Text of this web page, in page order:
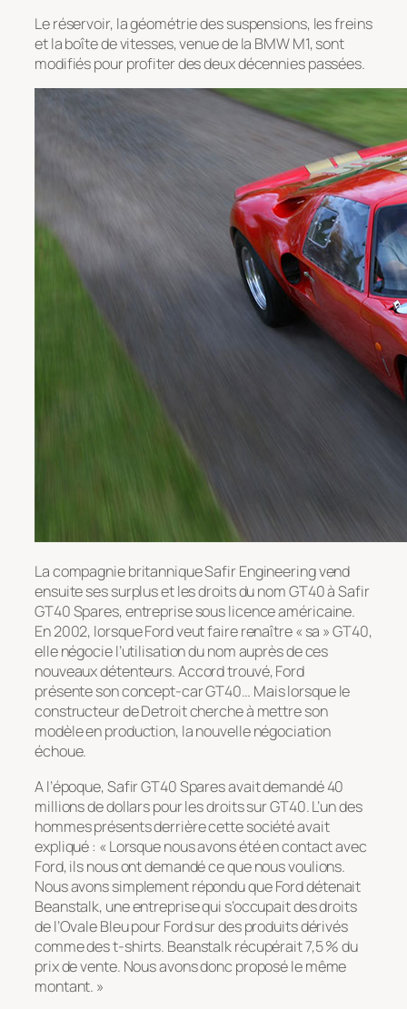
Le réservoir, la géométrie des suspensions, les freins
et la boîte de vitesses, venue de la BMW M1, sont
modifiés pour profiter des deux décennies passées.
La compagnie britannique Safir Engineering vend
ensuite ses surplus et les droits du nom GT40 à Safir
GT40 Spares, entreprise sous licence américaine.
En 2002, lorsque Ford veut faire renaître « sa » GT40,
elle négocie l’utilisation du nom auprès de ces
nouveaux détenteurs. Accord trouvé, Ford
présente son concept-car GT40… Mais lorsque le
constructeur de Detroit cherche à mettre son
modèle en production, la nouvelle négociation
échoue.
A l’époque, Safir GT40 Spares avait demandé 40
millions de dollars pour les droits sur GT40. L’un des
hommes présents derrière cette société avait
expliqué : « Lorsque nous avons été en contact avec
Ford, ils nous ont demandé ce que nous voulions.
Nous avons simplement répondu que Ford détenait
Beanstalk, une entreprise qui s’occupait des droits
de l’Ovale Bleu pour Ford sur des produits dérivés
comme des t-shirts. Beanstalk récupérait 7,5 % du
prix de vente. Nous avons donc proposé le même
montant. »